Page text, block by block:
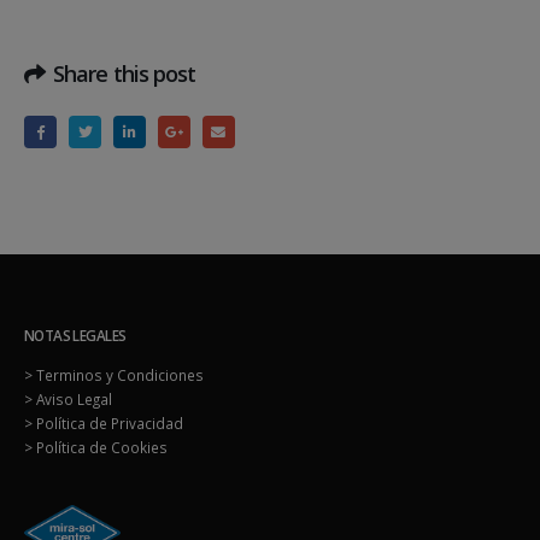
Share this post
NOTAS LEGALES
> Terminos y Condiciones
> Aviso Legal
> Política de Privacidad
> Política de Cookies